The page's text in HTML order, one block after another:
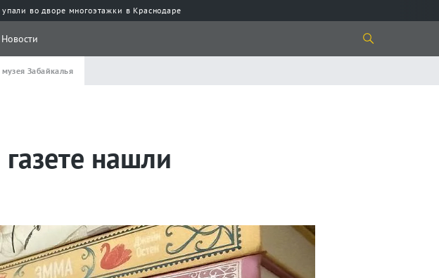
во дворе многоэтажки в Краснодаре
Новости
Забайкалья
нашли